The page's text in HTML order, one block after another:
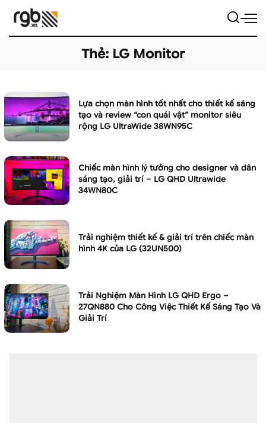
Thẻ: LG Monitor
Lựa chọn màn hình tốt nhất cho thiết kế sáng
tạo và review “con quái vật” monitor siêu
rộng LG UltraWide 38WN95C
Chiếc màn hình lý tưởng cho designer và dân
sáng tạo, giải trí – LG QHD Ultrawide
34WN80C
Trải nghiệm thiết kế & giải trí trên chiếc màn
hình 4K của LG (32UN500)
Trải Nghiệm Màn Hình LG QHD Ergo –
27QN880 Cho Công Việc Thiết Kế Sáng Tạo Và
Giải Trí